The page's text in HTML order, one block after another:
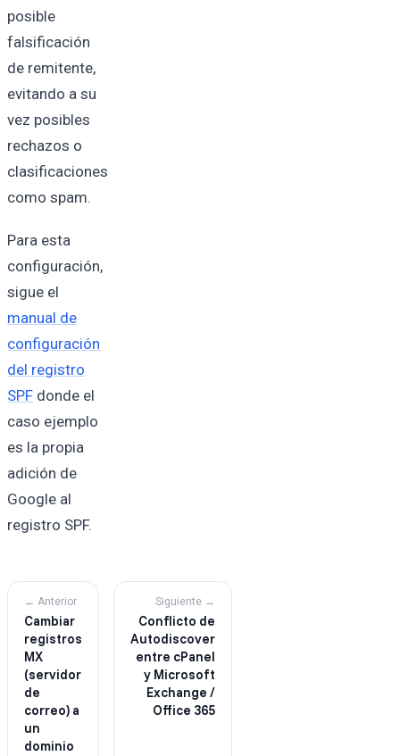
posible
falsificación
de remitente,
evitando a su
vez posibles
rechazos o
clasificaciones
como spam.
Para esta
configuración,
sigue el
manual de
configuración
del registro
SPF donde el
caso ejemplo
es la propia
adición de
Google al
registro SPF.
← Anterior
Cambiar
registros
MX
(servidor
de
correo) a
un
dominio
Siguiente →
Conflicto de
Autodiscover
entre cPanel
y Microsoft
Exchange /
Office 365